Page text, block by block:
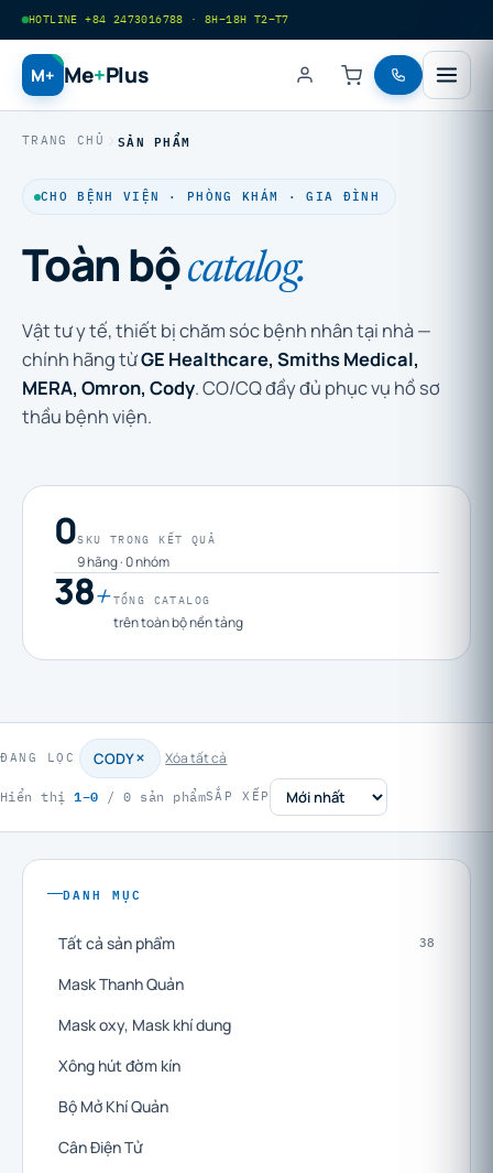
HOTLINE +84 2473016788 · 8H–18H T2–T7
M+ Me+Plus
TRANG CHỦ SẢN PHẨM
CHO BỆNH VIỆN · PHÒNG KHÁM · GIA ĐÌNH
Toàn bộcatalog.
Vật tư y tế, thiết bị chăm sóc bệnh nhân tại nhà —
chính hãng từGE Healthcare, Smiths Medical,
MERA, Omron, Cody. CO/CQ đầy đủ phục vụ hồ sơ
thầu bệnh viện.
0SKU TRONG KẾT QUẢ
9 hãng · 0 nhóm
38+TỔNG CATALOG
trên toàn bộ nền tảng
ĐANG LỌC CODY Xóa tất cả
Hiển thị1–0 / 0 sản phẩmSẮP XẾP
DANH MỤC
Tất cả sản phẩm 38
Mask Thanh Quản
Mask oxy, Mask khí dung
Xông hút đờm kín
Bộ Mở Khí Quản
Cân Điện Tử